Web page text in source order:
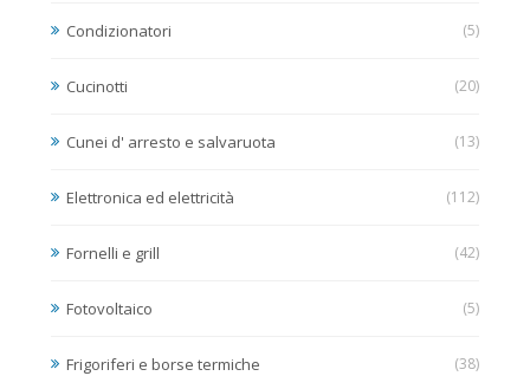
Condizionatori (5)
Cucinotti (20)
Cunei d' arresto e salvaruota (13)
Elettronica ed elettricità (112)
Fornelli e grill (42)
Fotovoltaico (5)
Frigoriferi e borse termiche (38)